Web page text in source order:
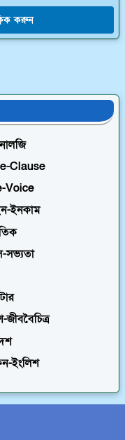
করুন
Clause
Voice
ইনকাম
সভ্যতা
জীববৈচিত্র
ইংলিশ